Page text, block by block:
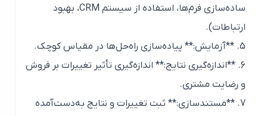
ساده‌سازی فرم‌ها، استفاده از سیستم CRM، بهبود
ارتباطات).
6. **اندازه‌گیری نتایج:** اندازه‌گیری تأثیر تغییرات بر فروش
و رضایت مشتری.
7. **مستندسازی:** ثبت تغییرات و نتایج به‌دست‌آمده